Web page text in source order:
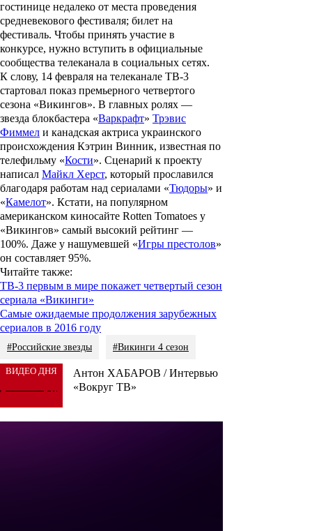
гостинице недалеко от места проведения
средневекового фестиваля; билет на
фестиваль. Чтобы принять участие в
конкурсе, нужно вступить в официальные
сообщества телеканала в социальных сетях.
К слову, 14 февраля на телеканале ТВ-3
стартовал показ премьерного четвертого
сезона «Викингов». В главных ролях —
звезда блокбастера «Варкрафт» Трэвис
Фиммел и канадская актриса украинского
происхождения Кэтрин Винник, известная по
телефильму «Кости». Сценарий к проекту
написал Майкл Херст, который прославился
благодаря работам над сериалами «Тюдоры» и
«Камелот». Кстати, на популярном
американском киносайте Rotten Tomatoes у
«Викингов» самый высокий рейтинг —
100%. Даже у нашумевшей «Игры престолов»
он составляет 95%.
Читайте также:
ТВ-3 первым в мире покажет четвертый сезон
сериала «Викинги»
Самые ожидаемые продолжения зарубежных
сериалов в 2016 году
#Российские звезды #Викинги 4 сезон
ВИДЕО ДНЯ
Антон ХАБАРОВ / Интервью
«Вокруг ТВ»